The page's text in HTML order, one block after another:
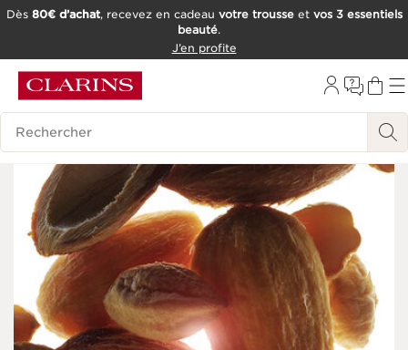
OUTIL D'ACCESSIBILITÉ
Dès 80€ d’achat, recevez en cadeau votre trousseet vos 3 essentiels
beauté.
J’en profite
Historique des recherches